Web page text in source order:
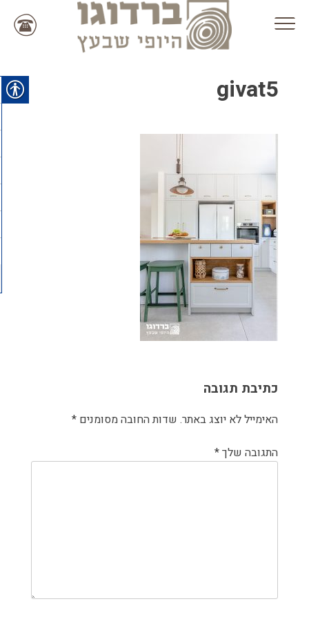
givat5
כתיבת תגובה
האימייל לא יוצג באתר. שדות החובה מסומנים *
התגובה שלך*